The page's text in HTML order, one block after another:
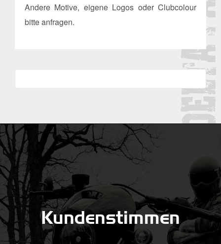
Andere Motive, eigene Logos oder Clubcolour
bitte anfragen.
Kundenstimmen